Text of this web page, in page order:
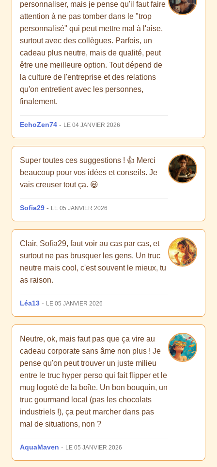
personnaliser, mais je pense qu'il faut faire
attention à ne pas tomber dans le "trop
personnalisé" qui peut mettre mal à l'aise,
surtout avec des collègues. Parfois, un
cadeau plus neutre, mais de qualité, peut
être une meilleure option. Tout dépend de
la culture de l'entreprise et des relations
qu'on entretient avec les personnes,
finalement.
EchoZen74 - LE 04 JANVIER 2026
Super toutes ces suggestions ! 👍 Merci
beaucoup pour vos idées et conseils. Je
vais creuser tout ça. 😃
Sofia29 - LE 05 JANVIER 2026
Clair, Sofia29, faut voir au cas par cas, et
surtout ne pas brusquer les gens. Un truc
neutre mais cool, c'est souvent le mieux, tu
as raison.
Léa13 - LE 05 JANVIER 2026
Neutre, ok, mais faut pas que ça vire au
cadeau corporate sans âme non plus ! Je
pense qu'on peut trouver un juste milieu
entre le truc hyper perso qui fait flipper et le
mug logoté de la boîte. Un bon bouquin, un
truc gourmand local (pas les chocolats
industriels !), ça peut marcher dans pas
mal de situations, non ?
AquaMaven - LE 05 JANVIER 2026